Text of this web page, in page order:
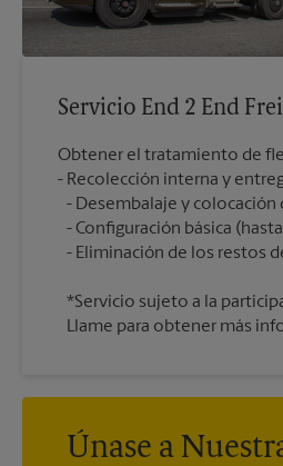
Servicio End 2 End
Obtener el tratamiento de
Recolección interna y
Desembalaje y colocación
Configuración básica
*Servicio sujeto a la
Llame para obtener más
Únase a